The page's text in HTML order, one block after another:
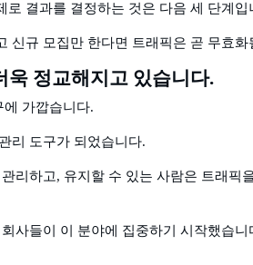
로 결과를 결정하는 것은 다음 세 단계입
신규 모집만 한다면 트래픽은 곧 무효화
욱 정교해지고 있습니다.
에 가깝습니다.
리 도구가 되었습니다.
리하고, 유지할 수 있는 사람은 트래픽
사들이 이 분야에 집중하기 시작했습니